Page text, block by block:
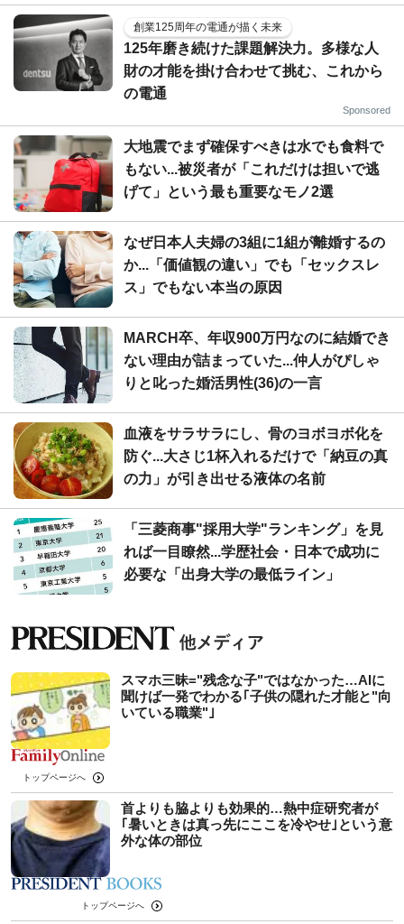
創業125周年の電通が描く未来
125年磨き続けた課題解決力。多様な人
財の才能を掛け合わせて挑む、これから
の電通
Sponsored
大地震でまず確保すべきは水でも食料で
もない...被災者が「これだけは担いで逃
げて」という最も重要なモノ2選
なぜ日本人夫婦の3組に1組が離婚するの
か...「価値観の違い」でも「セックスレ
ス」でもない本当の原因
MARCH卒、年収900万円なのに結婚でき
ない理由が詰まっていた...仲人がぴしゃ
りと叱った婚活男性(36)の一言
血液をサラサラにし、骨のヨボヨボ化を
防ぐ...大さじ1杯入れるだけで「納豆の真
の力」が引き出せる液体の名前
「三菱商事"採用大学"ランキング」を見
れば一目瞭然...学歴社会・日本で成功に
必要な「出身大学の最低ライン」
スマホ三昧="残念な子"ではなかった…AIに
聞けば一発でわかる｢子供の隠れた才能と"向
いている職業"｣
トップページへ
首よりも脇よりも効果的…熱中症研究者が
｢暑いときは真っ先にここを冷やせ｣という意
外な体の部位
トップページへ